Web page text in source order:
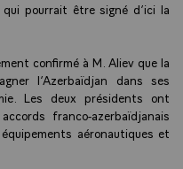
qui pourrait être signé d’ici la
confirmé à M. Aliev que la
l’Azerbaïdjan dans ses
Les deux présidents ont
franco-azerbaïdjanais
aéronautiques et